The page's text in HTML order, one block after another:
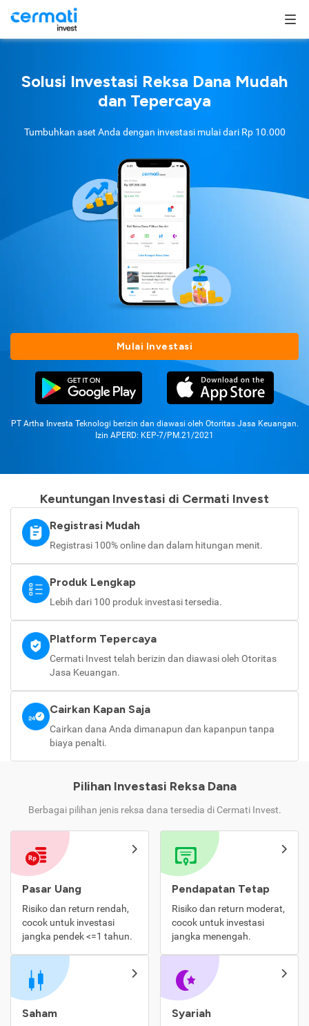
Solusi Investasi Reksa Dana Mudah
dan Tepercaya
Tumbuhkan aset Anda dengan investasi mulai dari Rp 10.000
Mulai Investasi
PT Artha Investa Teknologi berizin dan diawasi oleh Otoritas Jasa Keuangan.
Izin APERD: KEP-7/PM.21/2021
Keuntungan Investasi di Cermati Invest
Registrasi Mudah
Registrasi 100% online dan dalam hitungan menit.
Produk Lengkap
Lebih dari 100 produk investasi tersedia.
Platform Tepercaya
Cermati Invest telah berizin dan diawasi oleh Otoritas
Jasa Keuangan.
Cairkan Kapan Saja
Cairkan dana Anda dimanapun dan kapanpun tanpa
biaya penalti.
Pilihan Investasi Reksa Dana
Berbagai pilihan jenis reksa dana tersedia di Cermati Invest.
Pasar Uang
Risiko dan return rendah,
cocok untuk investasi
jangka pendek <=1 tahun.
Pendapatan Tetap
Risiko dan return moderat,
cocok untuk investasi
jangka menengah.
Saham Syariah